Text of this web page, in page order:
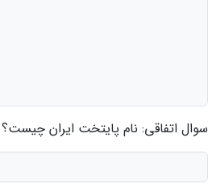
سوال اتفاقی: نام پایتخت ایران چیست؟